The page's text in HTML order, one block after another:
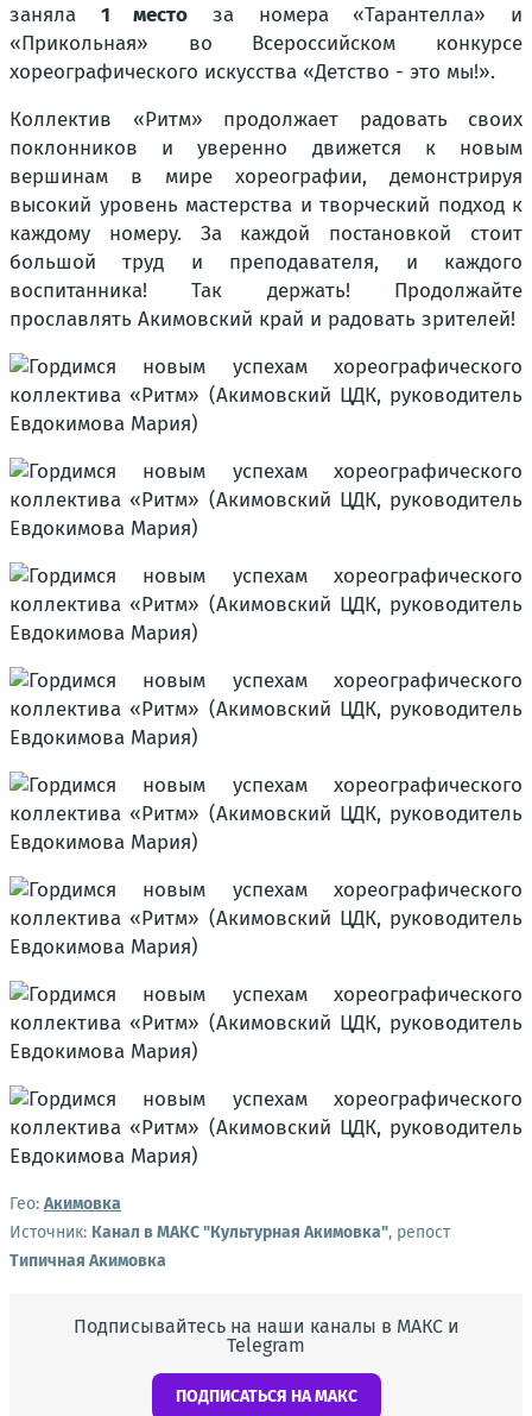
заняла 1 место за номера «Тарантелла» и
«Прикольная» во Всероссийском конкурсе
хореографического искусства «Детство - это мы!».
Коллектив «Ритм» продолжает радовать своих
поклонников и уверенно движется к новым
вершинам в мире хореографии, демонстрируя
высокий уровень мастерства и творческий подход к
каждому номеру. За каждой постановкой стоит
большой труд и преподавателя, и каждого
воспитанника! Так держать! Продолжайте
прославлять Акимовский край и радовать зрителей!
Гео: Акимовка
Источник: Канал в МАКС "Культурная Акимовка", репост
Типичная Акимовка
Подписывайтесь на наши каналы в МАКС и
Telegram
ПОДПИСАТЬСЯ НА МАКС